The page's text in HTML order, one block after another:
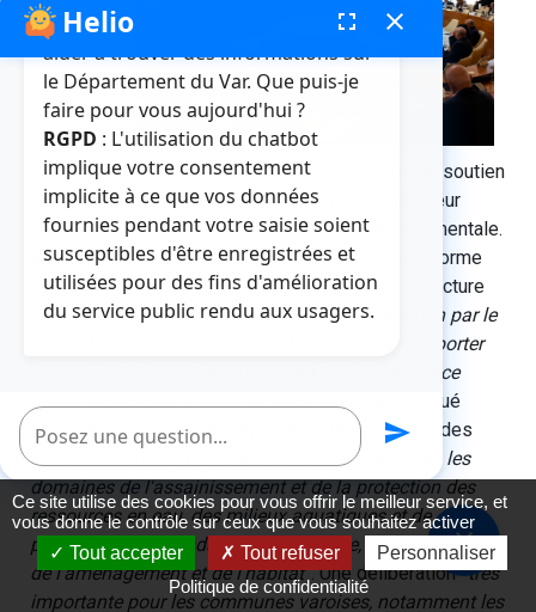
départemental du Var ont de nouveau affirmé leur soutien
aux communes varoises, notamment en ancrant leur
intention de créer une agence technique départementale.
Dénommée Var ingénierie et constituée sous la forme
d’un établissement public administratif, cette structure
“fonctionnera avec des moyens mis à disposition par le
Conseil départemental et aura la possibilité d’apporter
aux collectivités qui la composent toute assistance
d’ordre technique, juridique ou financier”
, a expliqué
Marc Lauriol, conseiller départemental en charge des
aides aux communes.
“Elle pourra intervenir dans les
domaines de l'assainissement et de la protection des
ressources en eau, des milieux aquatiques et de
prévention des inondations, de la voirie, de la mobilité,
de l'aménagement et de l'habitat”. Une délibération“très
importante pour les communes varoises, notamment les
close
Helio fenêtre de chatbot
fullscreen close
Bonjour, je suis Helio. Je peux vous
aider à trouver des informations sur
le Département du Var. Que puis-je
faire pour vous aujourd'hui ?
RGPD : L'utilisation du chatbot
implique votre consentement
implicite à ce que vos données
fournies pendant votre saisie soient
susceptibles d'être enregistrées et
utilisées pour des fins d'amélioration
du service public rendu aux usagers.
Poser une question send
Ce site utilise des cookies pour vous offrir le meilleur service, et
vous donne le contrôle sur ceux que vous souhaitez activer
Tout accepter
Tout refuser
Personnaliser
Politique de confidentialité